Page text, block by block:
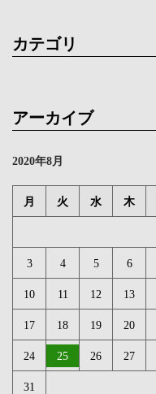
せ
ん
初
投
は
カテゴリ
アーカイブ
2020年8月
月 火 水 木
3 4 5 6
10 11 12 13
17 18 19 20
24 25 26 27
31